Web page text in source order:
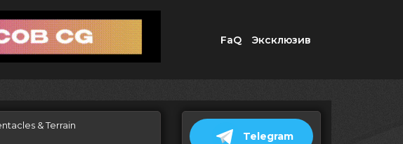
FaQ Эксклюзив
& Terrain
Telegram